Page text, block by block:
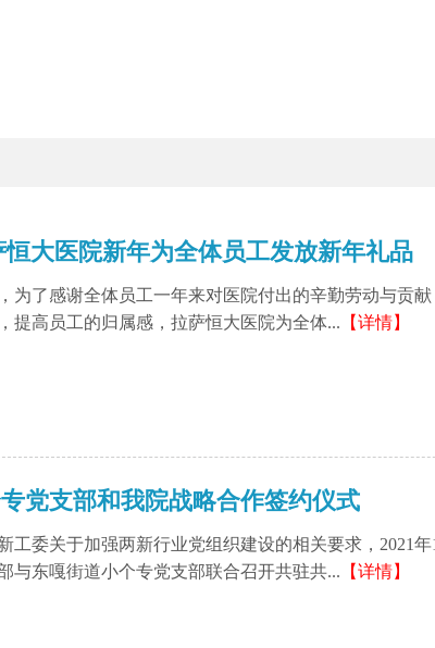
恒大医院新年为全体员工发放新年礼品
了感谢全体员工一年来对医院付出的辛勤劳动与贡献
提高员工的归属感，拉萨恒大医院为全体... 【详情】
党支部和我院战略合作签约仪式
委关于加强两新行业党组织建设的相关要求，2021年
与东嘎街道小个专党支部联合召开共驻共... 【详情】